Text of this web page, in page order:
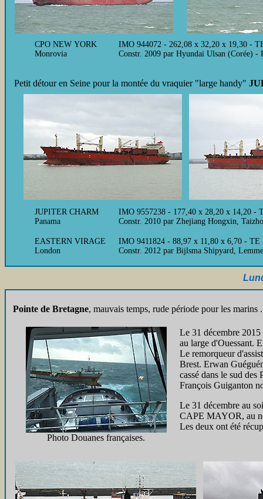
CPO NEW YORK
Monrovia
IMO 944072 - 262,08 x 32,20 x 19,30 -
Constr. 2009 par Hyundai Ulsan (Corée) -
Petit détour en Seine pour la montée du vraquier "large handy"
JUPITER CHARM
Panama
IMO 9557238 - 177,40 x 28,20 x 14,20 -
Constr. 2010 par Zhejiang Hongxin,
EASTERN VIRAGE
London
IMO 9411824 - 88,97 x 11,80 x 6,70 -
Constr. 2012 par Bijlsma Shipyard,
Pointe de Bretagne, mauvais temps, rude période pour les
Photo Douanes françaises.
Le 31 décembre
au large d'Ouessant.
Le remorqueur
Brest. Erwan
cassé dans le sud
François Guiganton
Le 31 décembre au
CAPE MAYOR, au
Les deux ont été